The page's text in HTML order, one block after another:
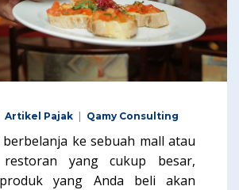
Artikel Pajak Qamy Consulting
berbelanja ke sebuah mall atau
yang cukup besar,
yang Anda beli akan